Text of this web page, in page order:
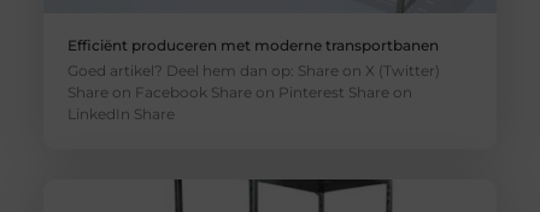
Efficiënt produceren met moderne transportbanen
Goed artikel? Deel hem dan op: Share on X (Twitter)
Share on Facebook Share on Pinterest Share on
LinkedIn Share